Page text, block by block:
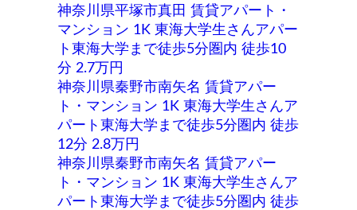
神奈川県平塚市真田 賃貸アパート・
マンション 1K 東海大学生さんアパー
ト東海大学まで徒歩5分圏内 徒歩10
分 2.7万円
神奈川県秦野市南矢名 賃貸アパー
ト・マンション 1K 東海大学生さんア
パート東海大学まで徒歩5分圏内 徒歩
12分 2.8万円
神奈川県秦野市南矢名 賃貸アパー
ト・マンション 1K 東海大学生さんア
パート東海大学まで徒歩5分圏内 徒歩